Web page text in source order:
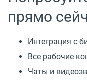
прямо
Интеграция с
Все рабочие
Чаты и